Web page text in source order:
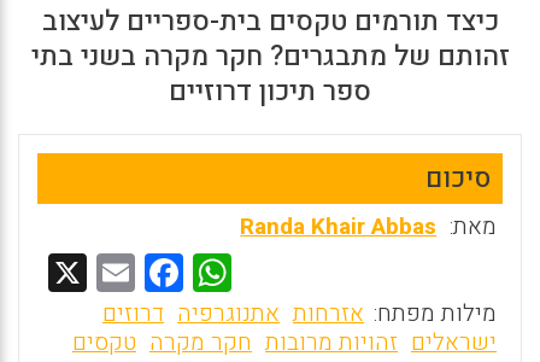
כיצד תורמים טקסים בית-ספריים לעיצוב
זהותם של מתבגרים? חקר מקרה בשני בתי
ספר תיכון דרוזיים
סיכום
מאת: Randa Khair Abbas
W
h
at
F
a
ce
E
m
ai
מילות מפתח: אזרחות אתנוגרפיה דרוזים
ישראלים זהויות מרובות חקר מקרה טקסים